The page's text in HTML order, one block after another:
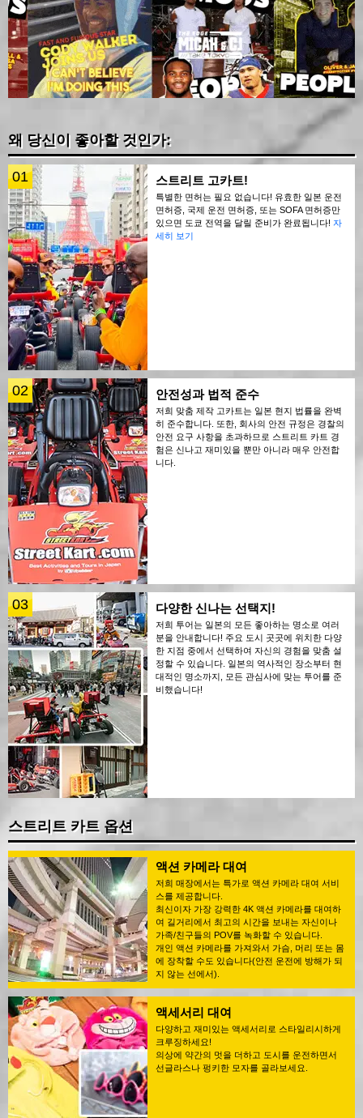
왜 당신이 좋아할 것인가:
01 스트리트 고카트!
특별한 면허는 필요 없습니다! 유효한 일본 운전
면허증, 국제 운전 면허증, 또는 SOFA 면허증만
있으면 도쿄 전역을 달릴 준비가 완료됩니다! 자
세히 보기
02 안전성과 법적 준수
저희 맞춤 제작 고카트는 일본 현지 법률을 완벽
히 준수합니다. 또한, 회사의 안전 규정은 경찰의
안전 요구 사항을 초과하므로 스트리트 카트 경
험은 신나고 재미있을 뿐만 아니라 매우 안전합
니다.
03 다양한 신나는 선택지!
저희 투어는 일본의 모든 좋아하는 명소로 여러
분을 안내합니다! 주요 도시 곳곳에 위치한 다양
한 지점 중에서 선택하여 자신의 경험을 맞춤 설
정할 수 있습니다. 일본의 역사적인 장소부터 현
대적인 명소까지, 모든 관심사에 맞는 투어를 준
비했습니다!
스트리트 카트 옵션
액션 카메라 대여
저희 매장에서는 특가로 액션 카메라 대여 서비
스를 제공합니다.
최신이자 가장 강력한 4K 액션 카메라를 대여하
여 길거리에서 최고의 시간을 보내는 자신이나
가족/친구들의 POV를 녹화할 수 있습니다.
개인 액션 카메라를 가져와서 가슴, 머리 또는 몸
에 장착할 수도 있습니다(안전 운전에 방해가 되
지 않는 선에서).
액세서리 대여
다양하고 재미있는 액세서리로 스타일리시하게
크루징하세요!
의상에 약간의 멋을 더하고 도시를 운전하면서
선글라스나 펑키한 모자를 골라보세요.